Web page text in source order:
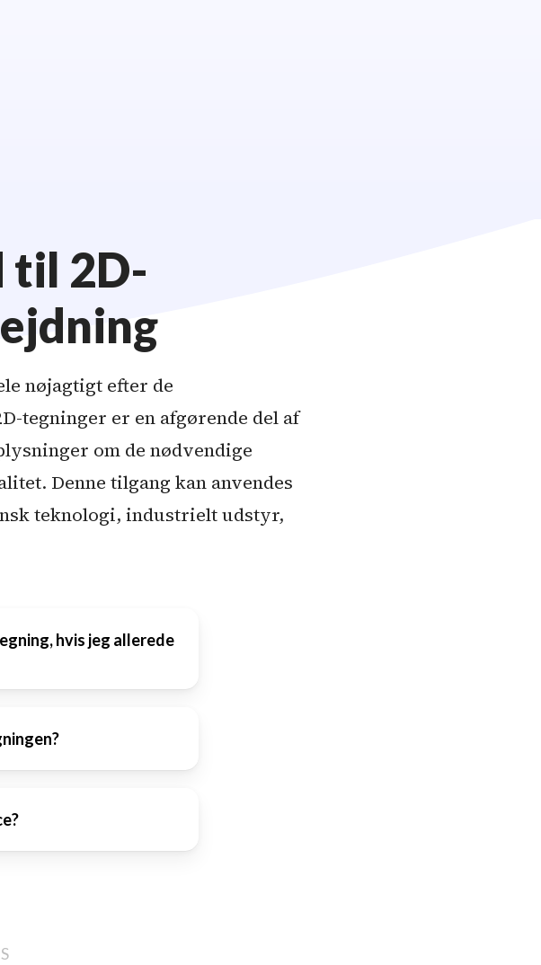
til 2D-
nøjagtigt efter de
tegninger er en afgørende del af
om de nødvendige
Denne tilgang kan anvendes
teknologi, industrielt udstyr,
hvis jeg allerede
ikke alle
tegning giver de
samt